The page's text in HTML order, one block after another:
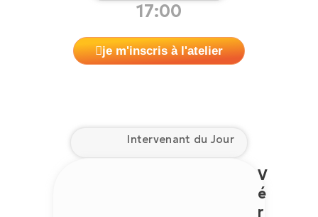
17:00
je m'inscris à l'atelier
Intervenant du Jour
V
é
r